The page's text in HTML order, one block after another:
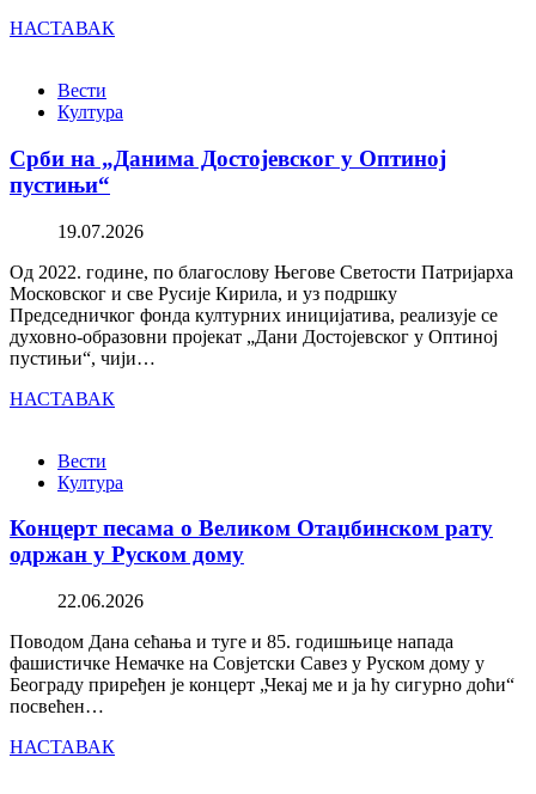
НАСТАВАК
Вести
Култура
Срби на „Данима Достојевског у Оптиној
пустињи“
19.07.2026
Од 2022. године, по благослову Његове Светости Патријарха
Московског и све Русије Кирила, и уз подршку
Председничког фонда културних иницијатива, реализује се
духовно-образовни пројекат „Дани Достојевског у Оптиној
пустињи“, чији…
НАСТАВАК
Вести
Култура
Концерт песама о Великом Отаџбинском рату
одржан у Руском дому
22.06.2026
Поводом Дана сећања и туге и 85. годишњице напада
фашистичке Немачке на Совјетски Савез у Руском дому у
Београду приређен је концерт „Чекај ме и ја ћу сигурно доћи“
посвећен…
НАСТАВАК